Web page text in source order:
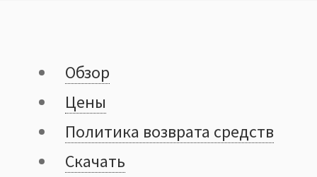
Обзор
Цены
Политика возврата средств
Скачать